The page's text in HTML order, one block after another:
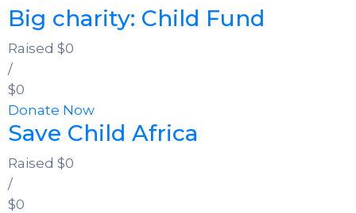
Big charity: Child Fund
Raised $0
/
$0
Donate Now
Save Child Africa
Raised $0
/
$0